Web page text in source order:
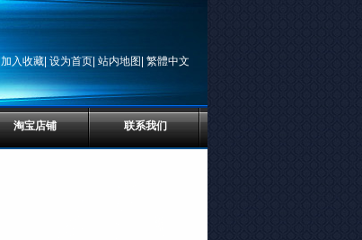
加入收藏 设为首页 站内地图 繁體中文
淘宝店铺 联系我们